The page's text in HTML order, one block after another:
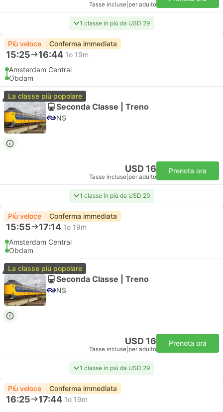
Tasse incluse per adulto
1 classe in più da USD 29
Più veloce Conferma immediata
15:25 16:44 1o 19m
Amsterdam Central
Obdam
La classe più popolare
Seconda Classe | Treno
NS
USD 16
Tasse incluse per adulto
Prenota ora
1 classe in più da USD 29
Più veloce Conferma immediata
15:55 17:14 1o 19m
Amsterdam Central
Obdam
La classe più popolare
Seconda Classe | Treno
NS
USD 16
Tasse incluse per adulto
Prenota ora
1 classe in più da USD 29
Più veloce Conferma immediata
16:25 17:44 1o 19m